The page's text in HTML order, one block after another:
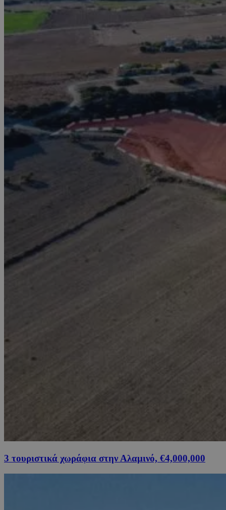
3 τουριστικά χωράφια στην Αλαμινό, €4,000,000